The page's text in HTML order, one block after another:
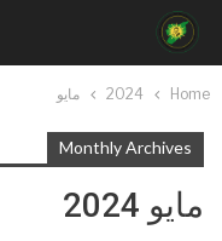
Home
2024 مايو
Monthly Archives
مايو 2024